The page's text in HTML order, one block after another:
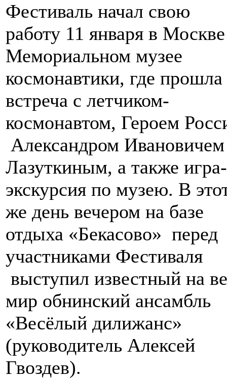
Фестиваль начал свою
работу 11 января в
Мемориальном музее
космонавтики, где прошла
встреча с летчиком-
космонавтом, Героем
Александром Ивановичем
Лазуткиным, а также игра-
экскурсия по музею. В
же день вечером на базе
отдыха «Бекасово» перед
участниками Фестиваля
выступил известный на
мир обнинский ансамбль
«Весёлый дилижанс»
(руководитель Алексей
Гвоздев).